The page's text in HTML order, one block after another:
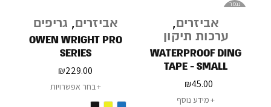
נגמר
אביזרים,
ערכות תיקון
WATERPROOF DING
TAPE - SMALL
₪45.00
מידע נוסף
אביזרים, גריפים
OWEN WRIGHT PRO
SERIES
₪229.00
בחר אפשרויות